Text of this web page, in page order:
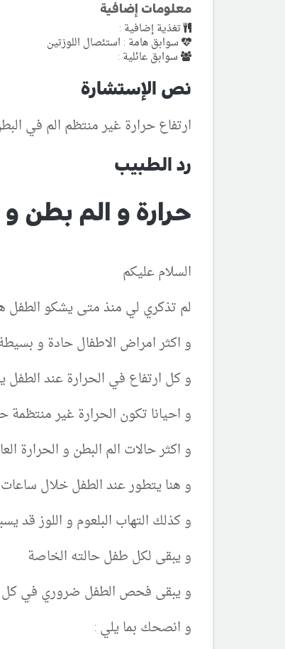
معلومات إضافية
تغذية إضافية :
سوابق هامة : استئصال اللوزتين
سوابق عائلية :
نص الإستشارة
ارتفاع حرارة غير منتظم الم في
رد الطبيب
حرارة و الم بطن
السلام عليكم
لم تذكري لي منذ متى يشكو الطفل
و اكثر امراض الاطفال حادة و
و كل ارتفاع في الحرارة عند الطفل
و احيانا تكون الحرارة غير
و اكثر حالات الم البطن و الحرارة
و هنا يتطور عند الطفل خلال ساعات
و كذلك التهاب البلعوم و اللوز قد
و يبقى لكل طفل حالته الخاصة
و يبقى فحص الطفل ضروري في كل
و انصحك بما يلي :